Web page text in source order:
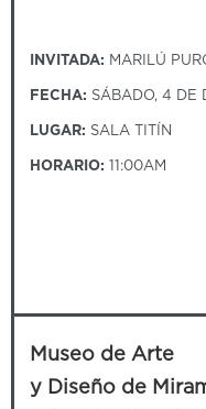
INVITADA: MARILÚ
FECHA: SÁBADO, 4 DE
LUGAR: SALA TITÍN
HORARIO: 11:00AM
Museo de Arte
y Diseño de